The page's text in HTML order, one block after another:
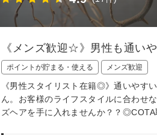
《メンズ歓迎☆》男性も通い
ポイントが貯まる・使える メンズ歓迎
《男性スタイリスト在籍◎》通いやす
ん。お客様のライフスタイルに合わせ
ズヘアを手に入れませんか？？